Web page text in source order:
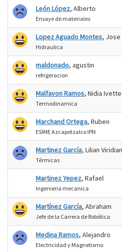
León López, Alberto
Ensaye de materiales
Lopez Aguado Montes, Jose
Hidraulica
maldonado, agustin
refrigeracion
Malfavon Ramos, Nidia Ivette
Termodinamica
Marchand Ortega, Ruben
ESIME Azcapotzalco IPN
Martinez García, Lilian
Térmicas
Martinez Yepez, Rafael
Ingenieria mecanica
Martínez García, Abraham
Jefe de la Carrera de Robótica
Medina Ramos, Alejandro
Electricidad y Magnetismo